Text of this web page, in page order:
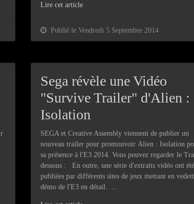
Lire cet article
Publié le Vendredi 5 Septembre 2014
Sega révèle une Vidéo
"Survive Trailer" d'Alien :
Isolation
SEGA et Creative Assembly viennent de publier un
nouveau trailer pour promouvoir Alien : Isolation
sa présence à l'E3 2014. Vous pouvez regarder le
dessous : En outre, une série d'extraits vidéo ont été
publiées par différents sites de jeux mettant en
démo de l'E3 en détail. ...